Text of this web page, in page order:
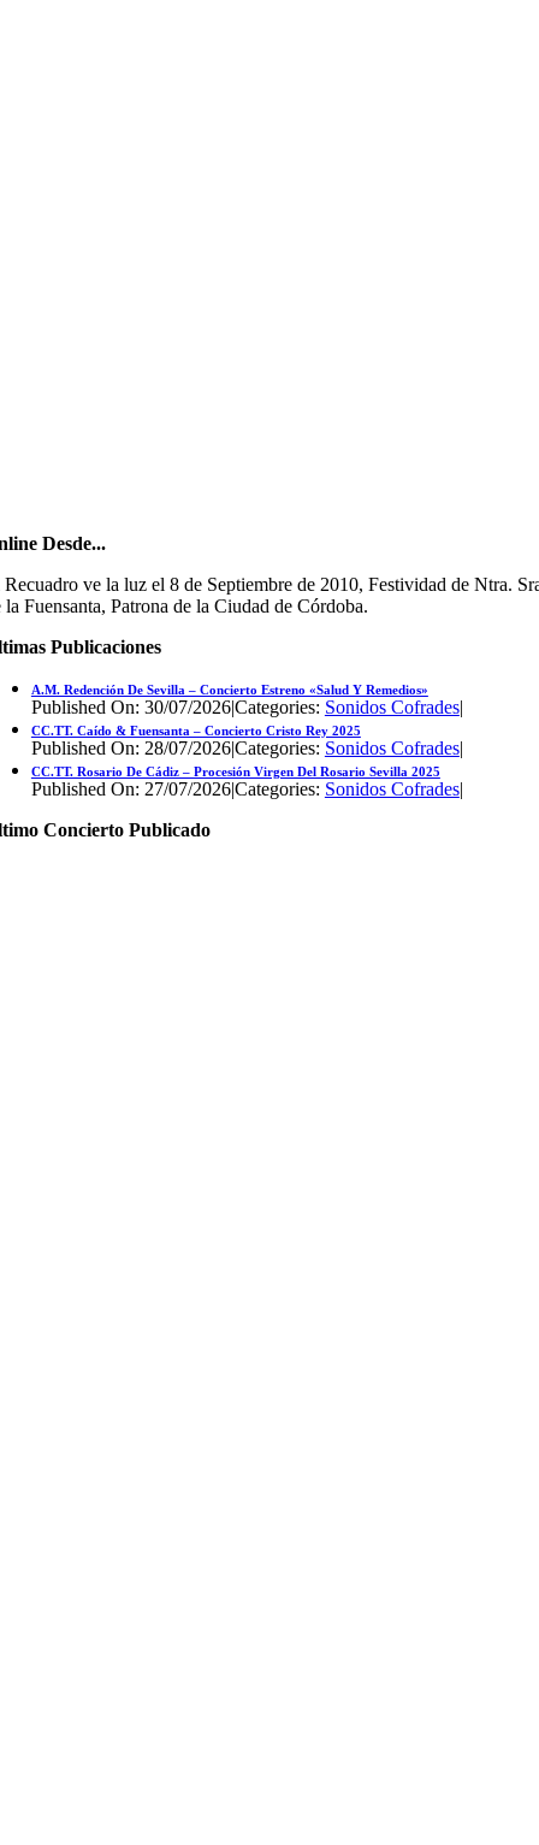
Desde...
ve la luz el 8 de Septiembre de 2010, Festividad de Ntra.
la Fuensanta, Patrona de la Ciudad de Córdoba.
Publicaciones
A.M. Redención De Sevilla – Concierto Estreno «Salud Y Remedios»
Published On: 30/07/2026|Categories: Sonidos Cofrades|
CC.TT. Caído & Fuensanta – Concierto Cristo Rey 2025
Published On: 28/07/2026|Categories: Sonidos Cofrades|
CC.TT. Rosario De Cádiz – Procesión Virgen Del Rosario Sevilla 2025
Published On: 27/07/2026|Categories: Sonidos Cofrades|
Concierto Publicado